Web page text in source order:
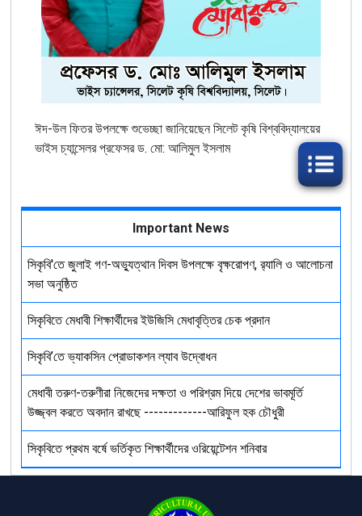
ঈদ-উল ফিতর উপলক্ষে শুভেচ্ছা জানিয়েছেন সিলেট কৃষি বিশ্ববিদ্যালয়ের
ভাইস চ্যান্সেলর প্রফেসর ড. মো: আলিমুল ইসলাম
Important News
সিকৃবি'তে জুলাই গণ-অভ্যুত্থান দিবস উপলক্ষে বৃক্ষরোপণ, র‍্যালি ও আলোচনা
সভা অনুষ্ঠিত
সিকৃবিতে মেধাবী শিক্ষার্থীদের ইউজিসি মেধাবৃত্তির চেক প্রদান
সিকৃবি’তে ভ্যাকসিন প্রোডাকশন ল্যাব উদ্বোধন
মেধাবী তরুণ-তরুণীরা নিজেদের দক্ষতা ও পরিশ্রম দিয়ে দেশের ভাবমূর্তি
উজ্জ্বল করতে অবদান রাখছে -------------আরিফুল হক চৌধুরী
সিকৃবিতে প্রথম বর্ষে ভর্তিকৃত শিক্ষার্থীদের ওরিয়েন্টেশন শনিবার